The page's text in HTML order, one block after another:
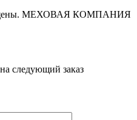
МЕХОВАЯ КОМПАНИЯ
следующий заказ